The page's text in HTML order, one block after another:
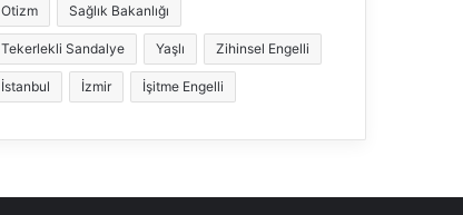
Otizm Sağlık Bakanlığı
Tekerlekli Sandalye Yaşlı Zihinsel Engelli
İstanbul İzmir İşitme Engelli